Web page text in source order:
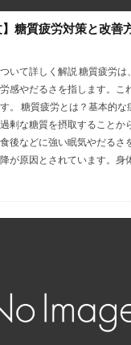
】糖質疲労対策と改善
いて詳しく解説 糖質疲労
感やだるさを指します。こ
。 糖質疲労とは？基本的な
剰な糖質を摂取することか
後などに強い眠気やだるさ
が原因とされています。身